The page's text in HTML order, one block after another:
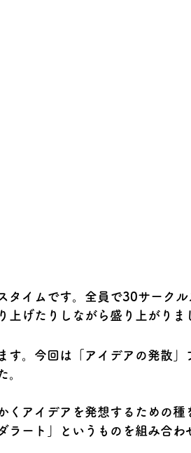
タイムです。全員で30サークル
げたりしながら盛り上がりま
す。今回は 「アイデアの発散」
。
くアイデアを発想するための種
ラート」
というものを組み合